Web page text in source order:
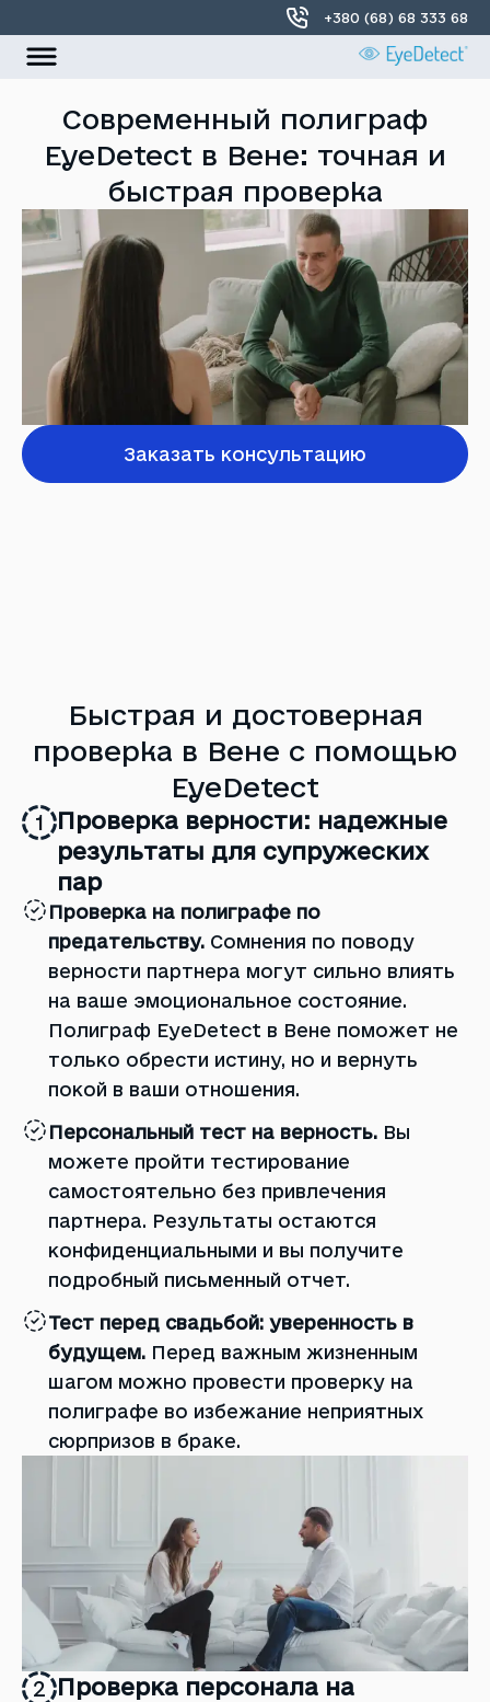
+380 (68) 68 333 68
Главная
О нас
Локации
Контакты
Современный полиграф
EyeDetect в Вене: точная и
быстрая проверка
Заказать консультацию
Быстрая и достоверная
проверка в Вене с помощью
EyeDetect
1
Проверка верности: надежные
результаты для супружеских
пар
Проверка на полиграфе по
предательству. Сомнения по поводу
верности партнера могут сильно влиять
на ваше эмоциональное состояние.
Полиграф EyeDetect в Вене поможет не
только обрести истину, но и вернуть
покой в ​​ваши отношения.
Персональный тест на верность. Вы
можете пройти тестирование
самостоятельно без привлечения
партнера. Результаты остаются
конфиденциальными и вы получите
подробный письменный отчет.
Тест перед свадьбой: уверенность в
будущем. Перед важным жизненным
шагом можно провести проверку на
полиграфе во избежание неприятных
сюрпризов в браке.
2 Проверка персонала на